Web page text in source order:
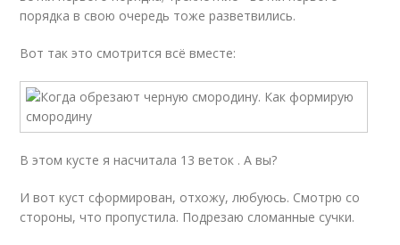
порядка в свою очередь тоже разветвились.
Вот так это смотрится всё вместе:
В этом кусте я насчитала 13 веток . А вы?
И вот куст сформирован, отхожу, любуюсь. Смотрю со
стороны, что пропустила. Подрезаю сломанные сучки.